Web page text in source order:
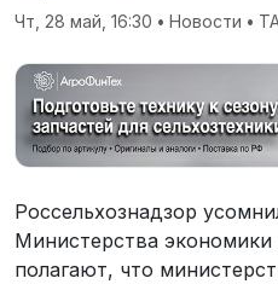
Чт, 28 май, 16:30 • Новости •
Россельхознадзор
Министерства
полагают, что